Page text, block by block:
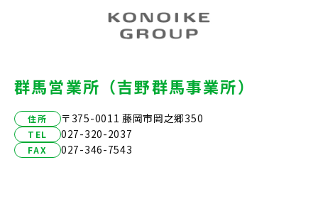
群馬営業所（吉野群馬事業所）
住所 〒375-0011 藤岡市岡之郷350
TEL 027-320-2037
FAX 027-346-7543